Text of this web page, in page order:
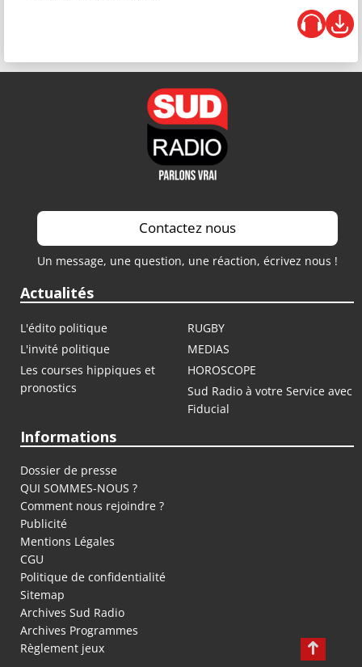
Contactez nous
Un message, une question, une réaction, écrivez nous !
Actualités
L'édito politique
RUGBY
L'invité politique
MEDIAS
Les courses hippiques et
pronostics
HOROSCOPE
Sud Radio à votre Service avec
Fiducial
Informations
Dossier de presse
QUI SOMMES-NOUS ?
Comment nous rejoindre ?
Publicité
Mentions Légales
CGU
Politique de confidentialité
Sitemap
Archives Sud Radio
Archives Programmes
Règlement jeux